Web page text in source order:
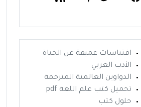
اقتباسات عميقة عن الحياة
الأدب العربي
الدواوين العالمية المترجمة
تحميل كتب علم اللغة pdf
حلول كتب